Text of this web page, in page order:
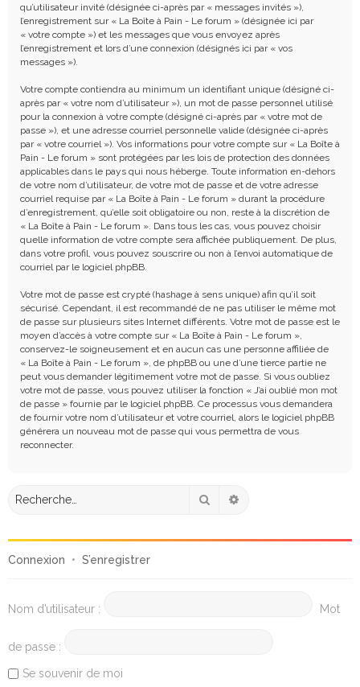
qu’utilisateur invité (désignée ci-après par « messages invités »),
l’enregistrement sur « La Boîte à Pain - Le forum » (désignée ici par
« votre compte ») et les messages que vous envoyez après
l’enregistrement et lors d’une connexion (désignés ici par « vos
messages »).
Votre compte contiendra au minimum un identifiant unique (désigné ci-
après par « votre nom d’utilisateur »), un mot de passe personnel utilisé
pour la connexion à votre compte (désigné ci-après par « votre mot de
passe »), et une adresse courriel personnelle valide (désignée ci-après
par « votre courriel »). Vos informations pour votre compte sur « La Boîte à
Pain - Le forum » sont protégées par les lois de protection des données
applicables dans le pays qui nous héberge. Toute information en-dehors
de votre nom d’utilisateur, de votre mot de passe et de votre adresse
courriel requise par « La Boîte à Pain - Le forum » durant la procédure
d’enregistrement, qu’elle soit obligatoire ou non, reste à la discrétion de
« La Boîte à Pain - Le forum ». Dans tous les cas, vous pouvez choisir
quelle information de votre compte sera affichée publiquement. De plus,
dans votre profil, vous pouvez souscrire ou non à l’envoi automatique de
courriel par le logiciel phpBB.
Votre mot de passe est crypté (hashage à sens unique) afin qu’il soit
sécurisé. Cependant, il est recommandé de ne pas utiliser le même mot
de passe sur plusieurs sites Internet différents. Votre mot de passe est le
moyen d’accès à votre compte sur « La Boîte à Pain - Le forum »,
conservez-le soigneusement et en aucun cas une personne affiliée de
« La Boîte à Pain - Le forum », de phpBB ou une d’une tierce partie ne
peut vous demander légitimement votre mot de passe. Si vous oubliez
votre mot de passe, vous pouvez utiliser la fonction « J’ai oublié mon mot
de passe » fournie par le logiciel phpBB. Ce processus vous demandera
de fournir votre nom d’utilisateur et votre courriel, alors le logiciel phpBB
générera un nouveau mot de passe qui vous permettra de vous
reconnecter.
Rechercher
Connexion • S’enregistrer
Nom d’utilisateur : Mot
de passe :
Se souvenir de moi